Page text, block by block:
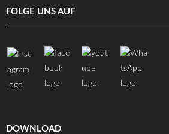
FOLGE UNS AUF
DOWNLOAD